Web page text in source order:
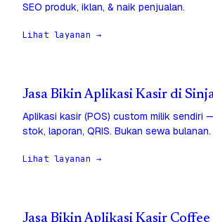
SEO produk, iklan, & naik penjualan.
Lihat layanan →
Jasa Bikin Aplikasi Kasir di
Aplikasi kasir (POS) custom milik sendiri
stok, laporan, QRIS. Bukan sewa bulanan.
Lihat layanan →
Jasa Bikin Aplikasi Kasir